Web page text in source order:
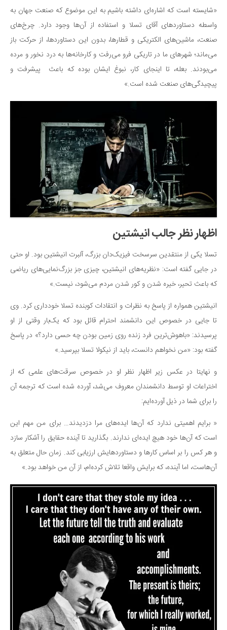
«شایسته است که اشاره‌ای داشته باشیم به این موضوع که صنعت جهان به
واسطه دستاوردهای آقای تسلا و استفاده از آن‌ها وجود دارد. چرخ‌های
صنعت، ماشین‌های الکتریکی و قطارها، بدون این دستاوردها، از حرکت باز
می‌ماند؛ شهرهای ما در تاریکی فرو می‌رفت و کارخانه‌ها به درد نخور و مرده
می‌بودند. بعله، تا اینجای کار، نبوغ ایشان بوده که باعث پیشرفت و
پیچیدگی‌های صنعت شده است.»
اظهار نظر جالب انیشتین
تسلا یکی از منتقدین سرسخت فیزیک‌دان بزرگ، آلبرت انیشتین بود. او حتی
در جایی گفته است: «نظریه‌های انیشتین، چیزی جز بزرگ‌نمایی‌های ریاضی
که باعث تحیر، خیره شدن و کور شدن مردم می‌شود، نیست.»
انیشتین همواره از پاسخ به نظرات و انتقادات کوبنده تسلا خودداری کرد. وی
تا جایی در خصوص این دانشمند احترام قائل بود که یک‌بار وقتی از او
پرسیدند: «باهوش‌ترین فرد زنده روی زمین بودن چه حسی دارد؟» در پاسخ
گفته بود: «من نخواهم دانست، باید از نیکولا تسلا بپرسید.»
و نهایتا در عکس زیر اظهار نظر او در خصوص سرقت‌های علمی که از
اختراعات او توسط دانشمندان معروف می‌شد، آورده شده است که ترجمه آن
را برای شما در ذیل آورده‌ایم:
« برایم اهمیتی ندارد که آن‌ها ایده‌های مرا دزدیدند… برای من مهم این
است که آن‌ها خود هیچ ایده‌ای ندارند. بگذارید تا آینده حقایق را آشکار سازد
و هر کس را بر اساس کارها و دستاوردهایش ارزیابی کند. زمان حال متعلق به
آن‌هاست، اما آینده، که برایش واقعا تلاش کرده‌ام، از آن من خواهد بود.»